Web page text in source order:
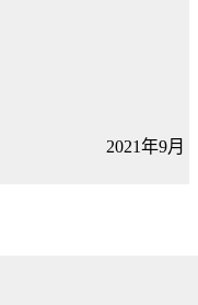
2021年9月